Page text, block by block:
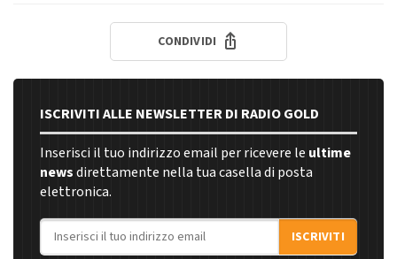
CONDIVIDI
ISCRIVITI ALLE NEWSLETTER DI RADIO GOLD
Inserisci il tuo indirizzo email per ricevere le ultime
newsdirettamente nella tua casella di posta
elettronica.
Indirizzo email
ISCRIVITI